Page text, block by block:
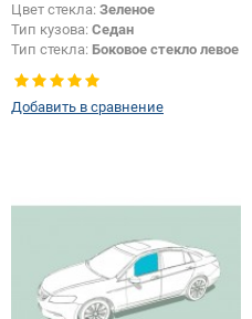
Цвет стекла: Зеленое
Тип кузова: Седан
Тип стекла: Боковое стекло левое
Добавить в сравнение